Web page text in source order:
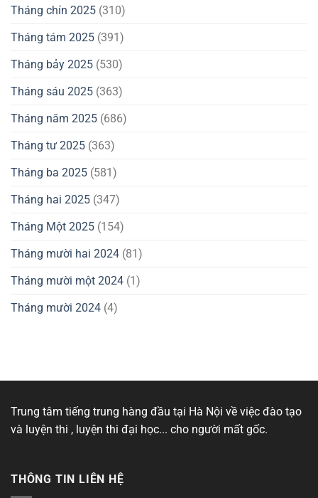
Tháng chín 2025 (310)
Tháng tám 2025 (391)
Tháng bảy 2025 (530)
Tháng sáu 2025 (363)
Tháng năm 2025 (686)
Tháng tư 2025 (363)
Tháng ba 2025 (581)
Tháng hai 2025 (347)
Tháng Một 2025 (154)
Tháng mười hai 2024 (81)
Tháng mười một 2024 (1)
Tháng mười 2024 (4)
Trung tâm tiếng trung hàng đầu tại Hà Nội về việc đào tạo
và luyện thi , luyện thi đại học... cho người mất gốc.
THÔNG TIN LIÊN HỆ